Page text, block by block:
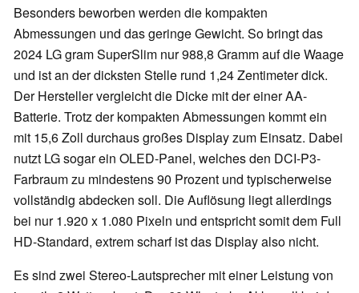
Besonders beworben werden die kompakten
Abmessungen und das geringe Gewicht. So bringt das
2024 LG gram SuperSlim nur 988,8 Gramm auf die Waage
und ist an der dicksten Stelle rund 1,24 Zentimeter dick.
Der Hersteller vergleicht die Dicke mit der einer AA-
Batterie. Trotz der kompakten Abmessungen kommt ein
mit 15,6 Zoll durchaus großes Display zum Einsatz. Dabei
nutzt LG sogar ein OLED-Panel, welches den DCI-P3-
Farbraum zu mindestens 90 Prozent und typischerweise
vollständig abdecken soll. Die Auflösung liegt allerdings
bei nur 1.920 x 1.080 Pixeln und entspricht somit dem Full
HD-Standard, extrem scharf ist das Display also nicht.
Es sind zwei Stereo-Lautsprecher mit einer Leistung von